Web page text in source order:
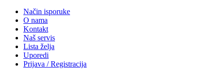
Način isporuke
O nama
Kontakt
Naš servis
Lista želja
Uporedi
Prijava / Registracija